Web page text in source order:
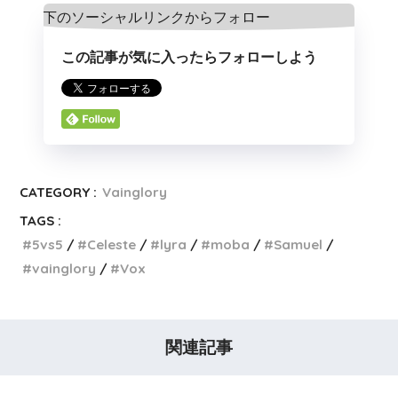
この記事が気に入ったらフォローしよう
CATEGORY : Vainglory
TAGS :
5vs5
Celeste lyra moba
Samuel
vainglory
Vox
関連記事